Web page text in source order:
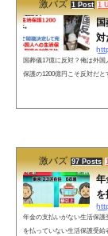
激バズ 1 Post 1
国
対
国葬儀17億に反対？俺は外
保護の1200億円こそ反対だ
激バズ 97 Posts
年
を
年金の支払いがない生活保
を払っていない生活保護受